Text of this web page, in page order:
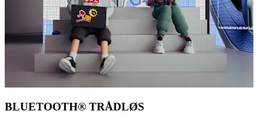
BLUETOOTH® TRÅDLØS